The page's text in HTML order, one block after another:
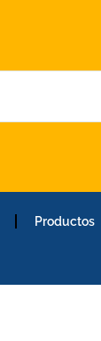
Productos